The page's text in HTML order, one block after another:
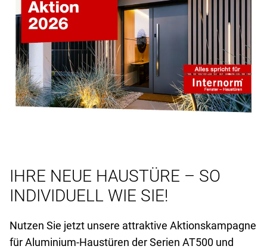
IHRE NEUE HAUSTÜRE – SO
INDIVIDUELL WIE SIE!
Nutzen Sie jetzt unsere attraktive Aktionskampagne
für Aluminium-Haustüren der Serien AT500 und